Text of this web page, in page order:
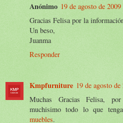
Anónimo 19 de agosto de
Gracias Felisa por la
Un beso,
Juanma
Responder
Kmpfurniture 19 de agosto
Muchas Gracias Felisa,
muchisimo todo lo que
muebles.